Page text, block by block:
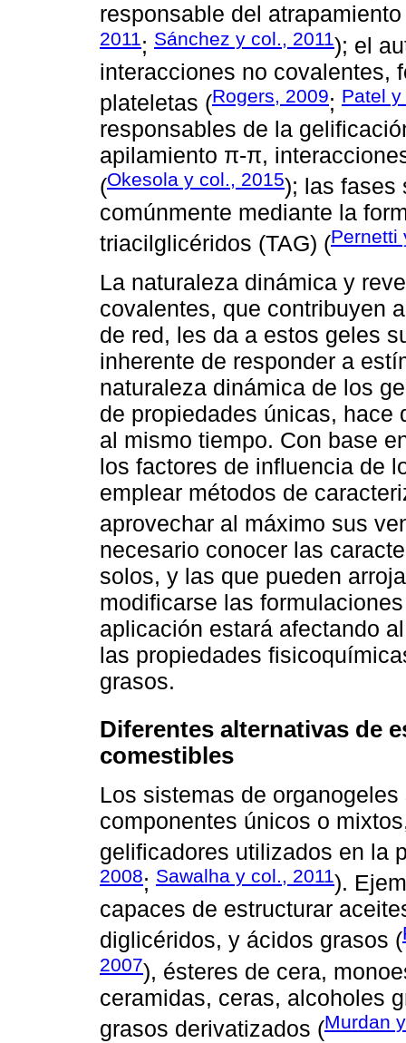
responsable del
2011 ; Sánchez y col., 2011); el
interacciones no covalentes,
plateletas (Rogers, 2009; Patel
responsables de la
apilamiento π-π,
(Okesola y col., 2015); las fases
comúnmente mediante la
triacilglicéridos (TAG) (Pernetti
La naturaleza dinámica y
covalentes, que contribuyen
de red, les da a estos geles
inherente de responder a
naturaleza dinámica de los
de propiedades únicas, hace
al mismo tiempo. Con base
los factores de influencia de
emplear métodos de
aprovechar al máximo sus
necesario conocer las
solos, y las que pueden
modificarse las
aplicación estará afectando
las propiedades
grasos.
Diferentes alternativas de
comestibles
Los sistemas de
componentes únicos o
gelificadores utilizados en la
2008; Sawalha y col., 2011).
capaces de estructurar
diglicéridos, y ácidos grasos (
2007), ésteres de cera,
ceramidas, ceras, alcoholes
grasos derivatizados (Murdan